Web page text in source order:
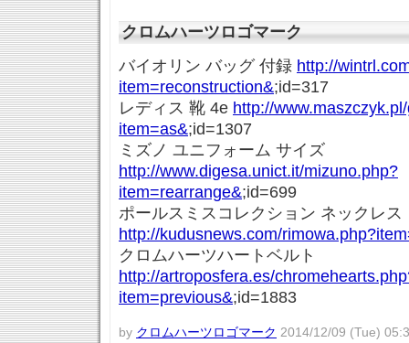
クロムハーツロゴマーク
バイオリン バッグ 付録 http://
item=reconstruction&;id=317
レディス 靴 4e http://
item=as&;id=1307
ミズノ ユニフォーム サイズ
http://www.digesa.unict.it/mizuno.php?
item=rearrange&;id=699
ポールスミスコレクション ネックレス
http://kudusnews.com/
クロムハーツハートベルト
http://artroposfera.es/
item=previous&;id=1883
by クロムハーツロゴマーク 2014/12/09 (Tue)